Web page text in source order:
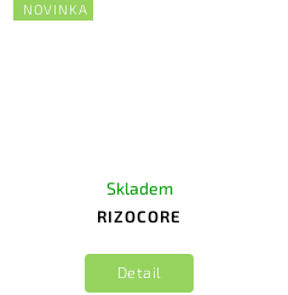
NOVINKA
RIZOCORE
Skladem
Detail